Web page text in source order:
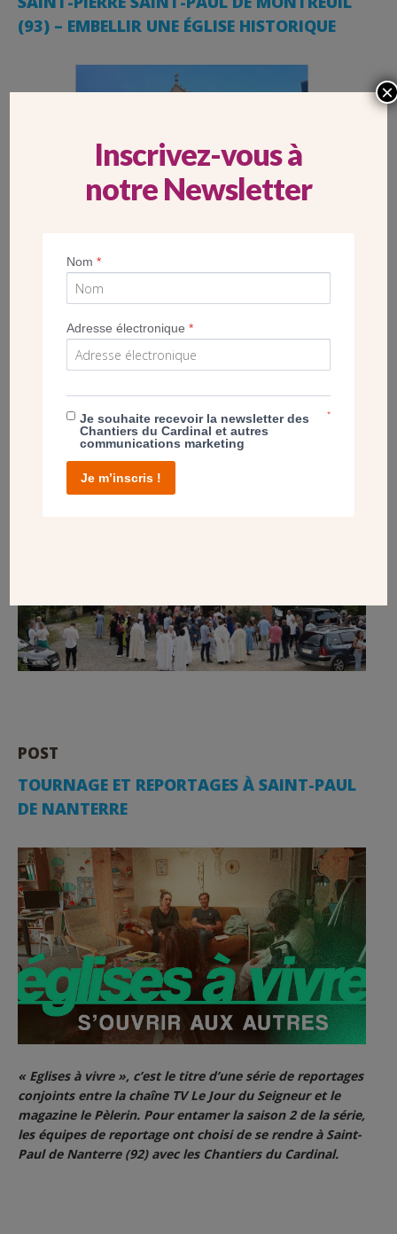
(93) – EMBELLIR UNE ÉGLISE HISTORIQUE
PROJET
TRAVAUX DE CHAUFFAGE, DE SÉCURITÉ ET
D’ACCESSIBILITÉ À SAINT-PAUL DE CORBEIL-
ESSONNES (91)
POST
TOURNAGE ET REPORTAGES À SAINT-PAUL
DE NANTERRE
« Eglises à vivre », c’est le titre d’une série de reportages
conjoints entre la chaîne TV Le Jour du Seigneur et le
magazine le Pèlerin. Pour entamer la saison 2 de la série,
les équipes de reportage ont choisi de se rendre à Saint-
Paul de Nanterre (92) avec les Chantiers du Cardinal.
Inscrivez-vous à
notre Newsletter
Nom*
Adresse électronique*
Je souhaite recevoir la newsletter des
Chantiers du Cardinal et autres
communications marketing
*
Je m’inscris !
×